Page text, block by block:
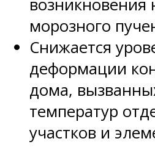
возникновения
морозного
Снижается
деформации
дома,
температур
участков и